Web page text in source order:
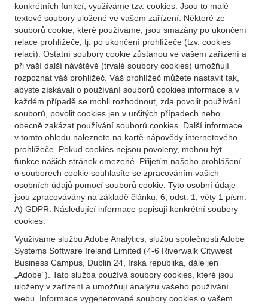
konkrétních funkcí, využíváme tzv. cookies. Jsou to malé
textové soubory uložené ve vašem zařízení. Některé ze
souborů cookie, které používáme, jsou smazány po ukončení
relace prohlížeče, tj. po ukončení prohlížeče (tzv. cookies
relací). Ostatní soubory cookie zůstanou ve vašem zařízení a
při vaší další návštěvě (trvalé soubory cookies) umožňují
rozpoznat váš prohlížeč. Váš prohlížeč můžete nastavit tak,
abyste získávali o používání souborů cookies informace a v
každém případě se mohli rozhodnout, zda povolit používání
souborů, povolit cookies jen v určitých případech nebo
obecně zakázat používání souborů cookies. Další informace
v tomto ohledu naleznete na kartě nápovědy internetového
prohlížeče. Pokud cookies nejsou povoleny, mohou být
funkce našich stránek omezené. Přijetím našeho prohlášení
o souborech cookie souhlasíte se zpracováním vašich
osobních údajů pomocí souborů cookie. Tyto osobní údaje
jsou zpracovávány na základě článku. 6, odst. 1, věty 1 písm.
A) GDPR. Následující informace popisují konkrétní soubory
cookies.
Využíváme službu Adobe Analytics, službu společnosti Adobe
Systems Software Ireland Limited (4-6 Riverwalk Citywest
Business Campus, Dublin 24, Irská republika, dále jen
„Adobe“). Tato služba používá soubory cookies, které jsou
uloženy v zařízení a umožňují analýzu vašeho používání
webu. Informace vygenerované soubory cookies o vašem